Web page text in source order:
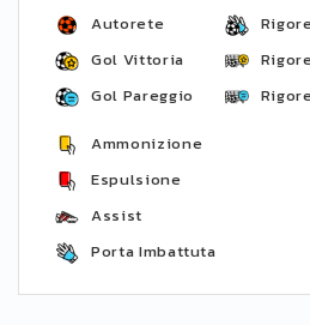
Autorete
Gol Vittoria
Gol Pareggio
Ammonizione
Espulsione
Assist
Porta Imbattuta